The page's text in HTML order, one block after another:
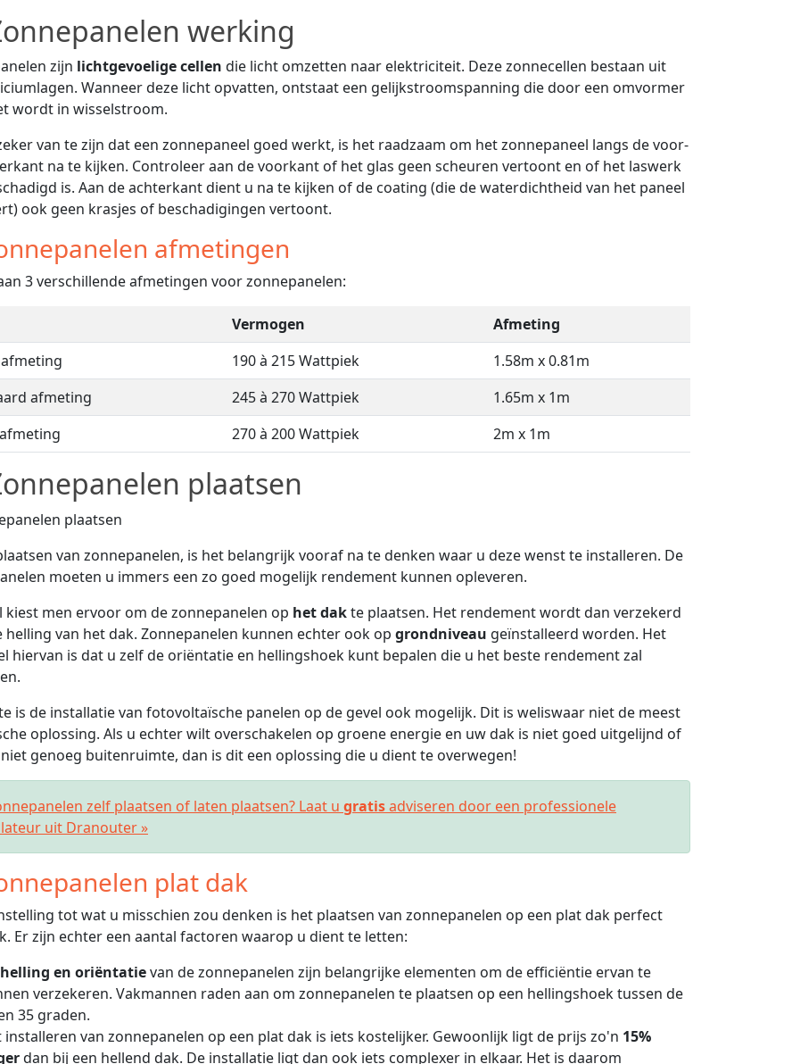
werking
zijn lichtgevoelige cellen die licht omzetten naar elektriciteit. Deze zonnecellen bestaan uit
Wanneer deze licht opvatten, ontstaat een gelijkstroomspanning die door een omvormer
wordt in wisselstroom.
van te zijn dat een zonnepaneel goed werkt, is het raadzaam om het zonnepaneel langs de voor-
na te kijken. Controleer aan de voorkant of het glas geen scheuren vertoont en of het laswerk
is. Aan de achterkant dient u na te kijken of de coating (die de waterdichtheid van het paneel
ook geen krasjes of beschadigingen vertoont.
afmetingen
3 verschillende afmetingen voor zonnepanelen:
Vermogen
Afmeting
190 à 215 Wattpiek
1.58m x 0.81m
afmeting
245 à 270 Wattpiek
1.65m x 1m
270 à 200 Wattpiek 2m x 1m
plaatsen
van zonnepanelen, is het belangrijk vooraf na te denken waar u deze wenst te installeren. De
moeten u immers een zo goed mogelijk rendement kunnen opleveren.
kiest men ervoor om de zonnepanelen op het dakte plaatsen. Het rendement wordt dan verzekerd
helling van het dak. Zonnepanelen kunnen echter ook op grondniveau geïnstalleerd worden. Het
hiervan is dat u zelf de oriëntatie en hellingshoek kunt bepalen die u het beste rendement zal
is de installatie van fotovoltaïsche panelen op de gevel ook mogelijk. Dit is weliswaar niet de meest
oplossing. Als u echter wilt overschakelen op groene energie en uw dak is niet goed uitgelijnd of
genoeg buitenruimte, dan is dit een oplossing die u dient te overwegen!
zelf plaatsen of laten plaatsen? Laat u gratisadviseren door een professionele
uit Dranouter »
plat dak
tot wat u misschien zou denken is het plaatsen van zonnepanelen op een plat dak perfect
Er zijn echter een aantal factoren waarop u dient te letten:
helling en oriëntatievan de zonnepanelen zijn belangrijke elementen om de efficiëntie ervan te
verzekeren. Vakmannen raden aan om zonnepanelen te plaatsen op een hellingshoek tussen de
35 graden.
installeren van zonnepanelen op een plat dak is iets kostelijker. Gewoonlijk ligt de prijs zo'n 15%
dan bij een hellend dak. De installatie ligt dan ook iets complexer in elkaar. Het is daarom